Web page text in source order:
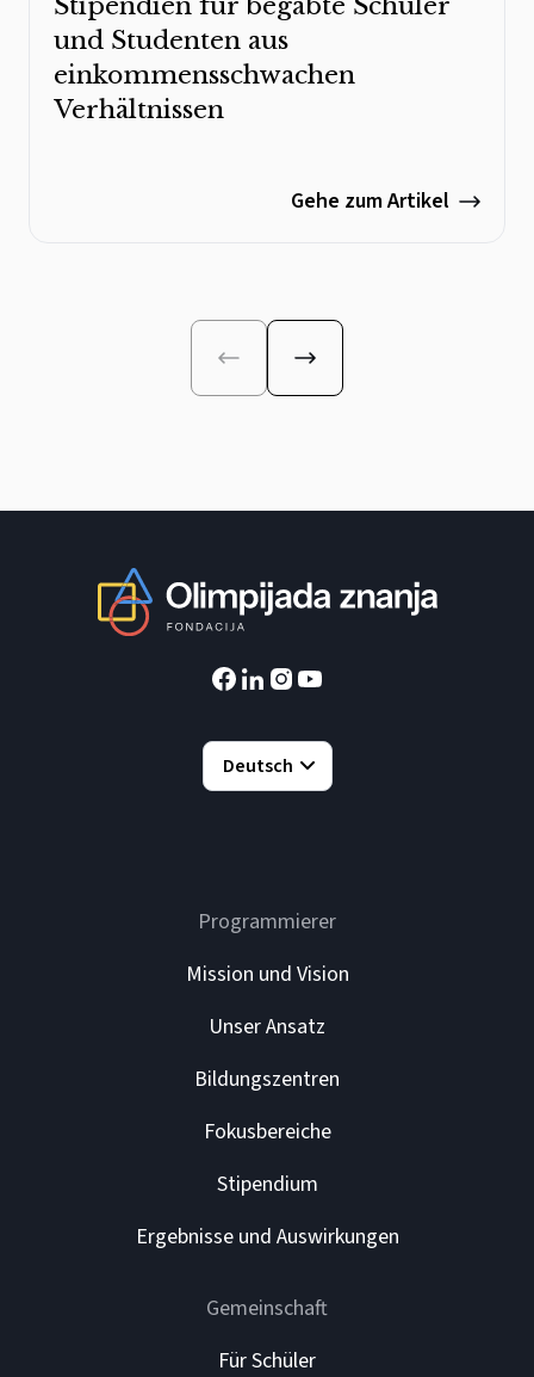
und Studenten aus
einkommensschwachen
Verhältnissen
Gehe zum Artikel
Deutsch
Programmierer
Mission und Vision
Unser Ansatz
Bildungszentren
Fokusbereiche
Stipendium
Ergebnisse und Auswirkungen
Gemeinschaft
Für Schüler